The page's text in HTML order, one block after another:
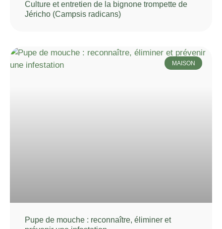
Culture et entretien de la bignone trompette de
Jéricho (Campsis radicans)
MAISON
Pupe de mouche : reconnaître, éliminer et